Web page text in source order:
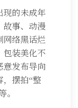
的未成年
故事、动漫
网络黑话烂
包装美化不
意发布导向
，摆拍“整
。